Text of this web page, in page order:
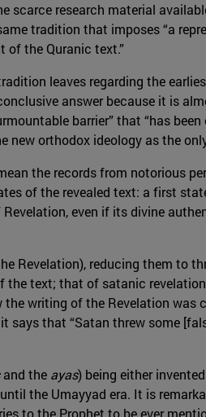
scarce research material
tradition that imposes “a
the Quranic text.”
leaves regarding the
answer because it is
barrier” that “has
orthodox ideology as the
the records from notorious
of the revealed text: a first
even if its divine
Revelation), reducing them to
the text; that of satanic
writing of the Revelation was
that “Satan threw some
and the ayas) being either
the Umayyad era. It is
to the Prophet to be ever